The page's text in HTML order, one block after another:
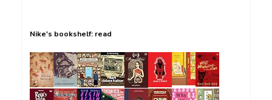
Nike's bookshelf: read